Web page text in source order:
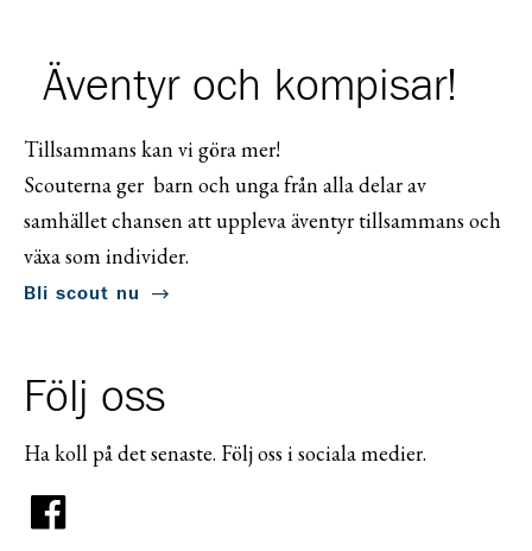
Äventyr och kompisar!
Tillsammans kan vi göra mer!
Scouterna ger barn och unga från alla delar av
samhället chansen att uppleva äventyr tillsammans och
växa som individer.
Bli scout nu
Följ oss
Ha koll på det senaste. Följ oss i sociala medier.